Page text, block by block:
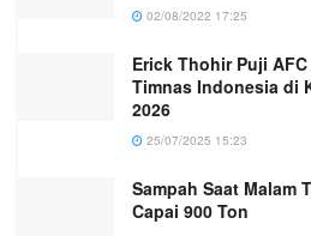
02/08/2022 17:25
Erick Thohir Puji
Timnas Indonesia di
2026
25/07/2025 15:23
Sampah Saat Malam
Capai 900 Ton